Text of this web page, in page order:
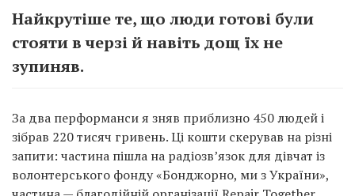
Найкрутіше те, що люди готові були
стояти в черзі й навіть дощ їх не
зупиняв.
За два перформанси я зняв приблизно 450 людей і
зібрав 220 тисяч гривень. Ці кошти скерував на різні
запити: частина пішла на радіозв’язок для дівчат із
волонтерського фонду «Бонджорно, ми з України»,